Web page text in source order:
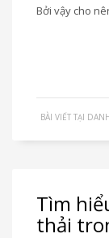
Bởi vậy cho
BÀI VIẾT TẠI
Tìm
thải